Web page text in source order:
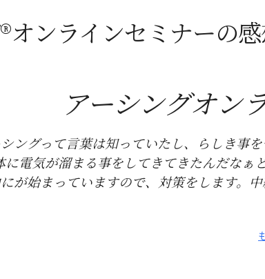
オンラインセミナーの
アーシングオン
シングって言葉は知っていたし、らしき事
に電気が溜まる事をしてきてきたんだな
が始まっていますので、対策をします。